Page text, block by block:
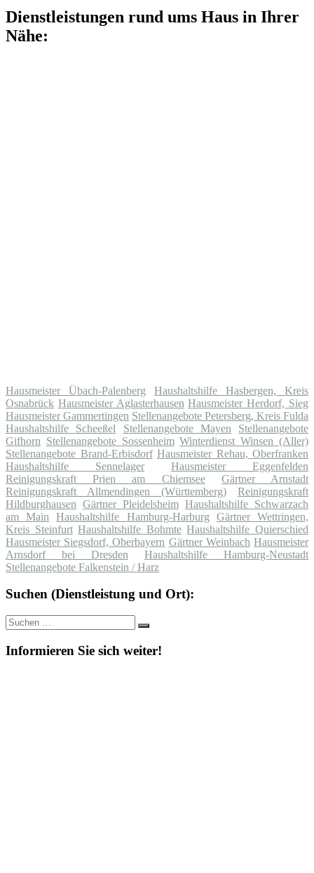
Dienstleistungen rund ums Haus in Ihrer
Nähe:
Hausmeister Übach-Palenberg
Haushaltshilfe Hasbergen, Kreis
Osnabrück Hausmeister Aglasterhausen Hausmeister Herdorf, Sieg
Hausmeister Gammertingen Stellenangebote Petersberg, Kreis Fulda
Haushaltshilfe Scheeßel
Stellenangebote Mayen
Stellenangebote
Gifhorn Stellenangebote Sossenheim Winterdienst Winsen (Aller)
Stellenangebote Brand-Erbisdorf Hausmeister Rehau, Oberfranken
Haushaltshilfe Sennelager
Hausmeister Eggenfelden
Reinigungskraft Prien am Chiemsee
Gärtner Arnstadt
Reinigungskraft Allmendingen (Württemberg)
Reinigungskraft
Hildburghausen Gärtner Pleidelsheim Haushaltshilfe Schwarzach
am Main
Haushaltshilfe Hamburg-Harburg
Gärtner Wettringen,
Kreis Steinfurt Haushaltshilfe Bohmte Haushaltshilfe Quierschied
Hausmeister Siegsdorf, Oberbayern Gärtner Weinbach Hausmeister
Arnsdorf bei Dresden
Haushaltshilfe Hamburg-Neustadt
Stellenangebote Falkenstein / Harz
Suchen (Dienstleistung und Ort):
Suche
nach:
Suchen
Informieren Sie sich weiter!